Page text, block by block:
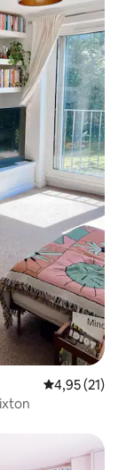
Évaluation
4,95 (21)